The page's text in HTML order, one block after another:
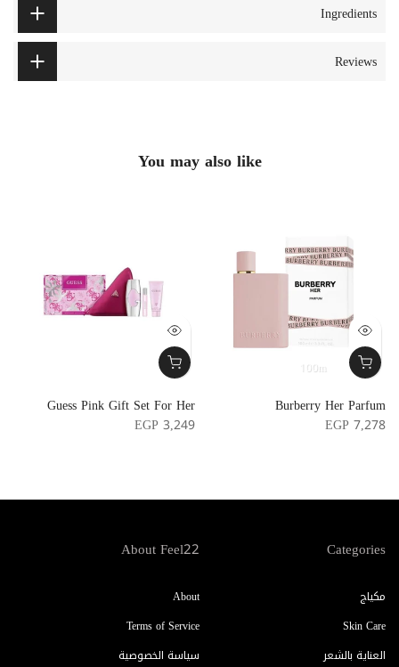
Ingredients
Reviews
You may also like
Guess Pink Gift Set For Her
EGP 3,249
100m
Burberry Her Parfum
EGP 7,278
Categories
مكياج
Skin Care
العناية بالشعر
About Feel22
About
Terms of Service
سياسة الخصوصية